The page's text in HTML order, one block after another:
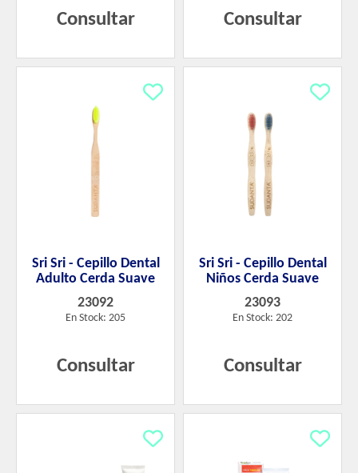
Consultar Consultar
Sri Sri - Cepillo Dental
Adulto Cerda Suave
23092
En Stock: 205
Consultar
Sri Sri - Cepillo Dental
Niños Cerda Suave
23093
En Stock: 202
Consultar